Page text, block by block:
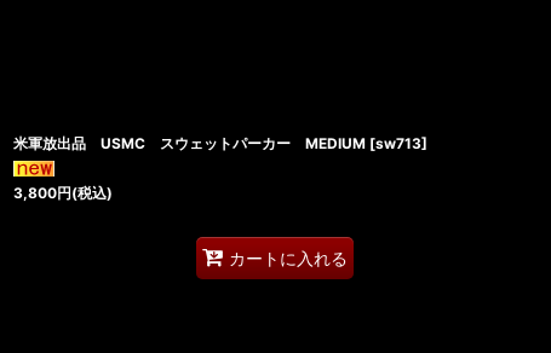
米軍放出品 USMC スウェットパーカー MEDIUM [sw713]
3,800円(税込)
カートに入れる